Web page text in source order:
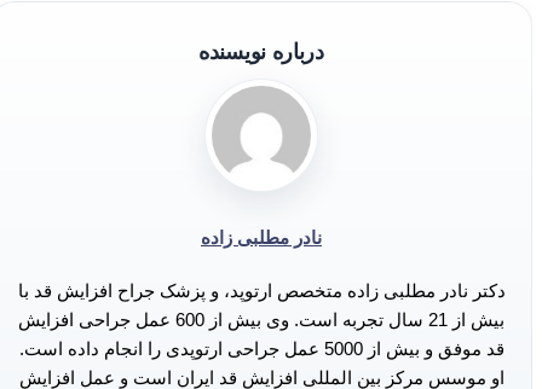
درباره نویسنده
نادر مطلبی زاده
دکتر نادر مطلبی زاده متخصص ارتوپد، و پزشک جراح افزایش قد با
بیش از 21 سال تجربه است. وی بیش از 600 عمل جراحی افزایش
قد موفق و بیش از 5000 عمل جراحی ارتوپدی را انجام داده است.
او موسس مرکز بین المللی افزایش قد ایران است و عمل افزایش